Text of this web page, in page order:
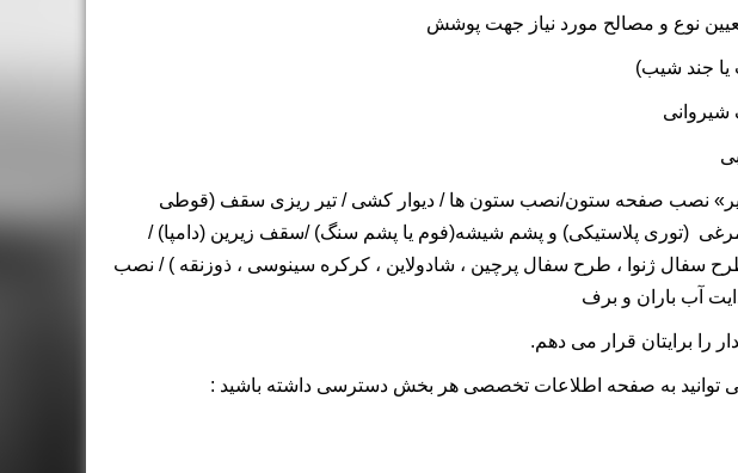
نصب صفحه ستون/نصب ستون ها / دیوار کشی / تیر ریزی سقف (قوطی
(توری پلاستیکی) و پشم شیشه(فوم یا پشم سنگ) /سقف زیرین (دامپا) /
سفال ژنوا ، طرح سفال پرچین ، شادولاین ، کرکره سینوسی ، ذوزنقه ) / نصب
آب باران و برف
را برایتان قرار می دهم.
توانید به صفحه اطلاعات تخصصی هر بخش دسترسی داشته باشید :